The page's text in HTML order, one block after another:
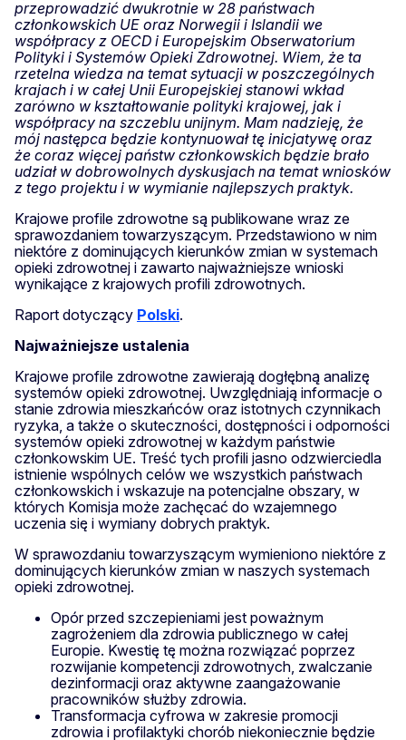
przeprowadzić dwukrotnie w 28 państwach
członkowskich UE oraz Norwegii i Islandii we
współpracy z OECD i Europejskim Obserwatorium
Polityki i Systemów Opieki Zdrowotnej. Wiem, że ta
rzetelna wiedza na temat sytuacji w poszczególnych
krajach i w całej Unii Europejskiej stanowi wkład
zarówno w kształtowanie polityki krajowej, jak i
współpracy na szczeblu unijnym. Mam nadzieję, że
mój następca będzie kontynuował tę inicjatywę oraz
że coraz więcej państw członkowskich będzie brało
udział w dobrowolnych dyskusjach na temat wniosków
z tego projektu i w wymianie najlepszych praktyk.
Krajowe profile zdrowotne są publikowane wraz ze
sprawozdaniem towarzyszącym. Przedstawiono w nim
niektóre z dominujących kierunków zmian w systemach
opieki zdrowotnej i zawarto najważniejsze wnioski
wynikające z krajowych profili zdrowotnych.
Raport dotyczący Polski.
Najważniejsze ustalenia
Krajowe profile zdrowotne zawierają dogłębną analizę
systemów opieki zdrowotnej. Uwzględniają informacje o
stanie zdrowia mieszkańców oraz istotnych czynnikach
ryzyka, a także o skuteczności, dostępności i odporności
systemów opieki zdrowotnej w każdym państwie
członkowskim UE. Treść tych profili jasno odzwierciedla
istnienie wspólnych celów we wszystkich państwach
członkowskich i wskazuje na potencjalne obszary, w
których Komisja może zachęcać do wzajemnego
uczenia się i wymiany dobrych praktyk.
W sprawozdaniu towarzyszącym wymieniono niektóre z
dominujących kierunków zmian w naszych systemach
opieki zdrowotnej.
Opór przed szczepieniami jest poważnym
zagrożeniem dla zdrowia publicznego w całej
Europie. Kwestię tę można rozwiązać poprzez
rozwijanie kompetencji zdrowotnych, zwalczanie
dezinformacji oraz aktywne zaangażowanie
pracowników służby zdrowia.
Transformacja cyfrowa w zakresie promocji
zdrowia i profilaktyki chorób niekoniecznie będzie